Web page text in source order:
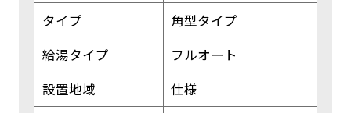
タイプ
角型タイプ
給湯タイプ
フルオート
設置地域
仕様